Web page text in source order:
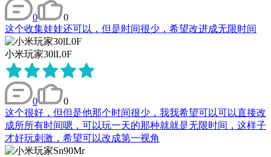
0
0
这个收集娃娃还可以，但是时间很少，希望改进成无限时间
小米玩家30lL0F
0
0
这个很好，但但是他那个时间很少，我我希望可以可以直接改
成所所有时间嗯，可以玩一天的那种就就是无限时间，这样子
才好玩刺激，希望可以改成第一视角